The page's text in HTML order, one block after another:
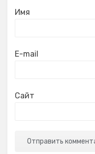
Имя
E-mail
Сайт